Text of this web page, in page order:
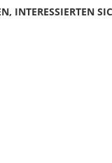
INTERESSIERTEN